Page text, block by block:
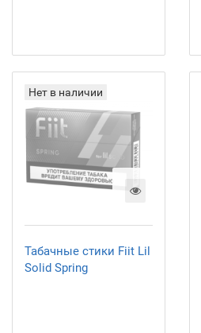
Нет в наличии
Табачные стики Fiit Lil
Solid Spring